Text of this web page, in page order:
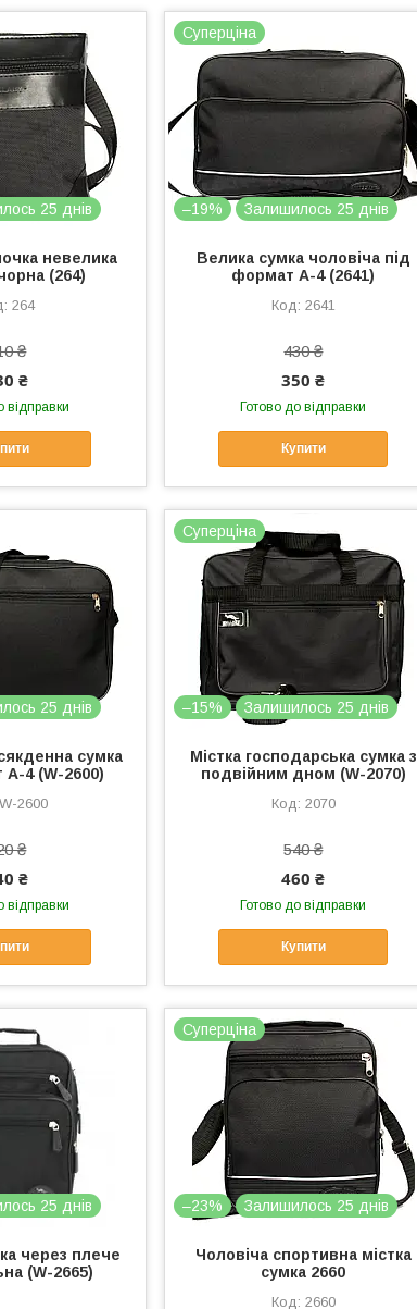
25 днів
невелика
(264)
264
₴
₴
відправки
Суперціна
–19% Залишилось 25 днів
Велика сумка чоловіча під
формат А-4 (2641)
2641
430 ₴
350 ₴
Готово до відправки
Купити
25 днів
сумка
4 (W-2600)
W-2600
₴
₴
відправки
Суперціна
–15% Залишилось 25 днів
Містка господарська сумка з
подвійним дном (W-2070)
2070
540 ₴
460 ₴
Готово до відправки
Купити
25 днів
через плече
(W-2665)
Суперціна
–23% Залишилось 25 днів
Чоловіча спортивна містка
сумка 2660
2660